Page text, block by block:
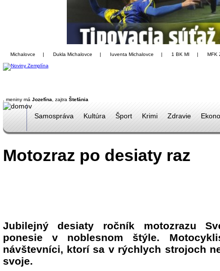
Michalovce | Dukla Michalovce | Iuventa Michalovce | 1 BK MI | MFK
, meniny má Jozefína , zajtra Štefánia
Samospráva Kultúra Šport Krimi Zdravie
Motozraz po desiaty raz
Jubilejný desiaty ročník motozrazu
ponesie v noblesnom štýle.
návštevníci, ktorí sa v rýchlych strojoch
svoje.